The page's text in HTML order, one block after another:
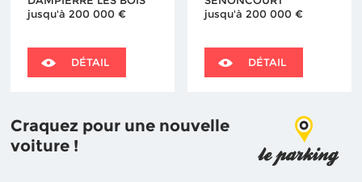
jusqu'à 200 000 €
DÉTAIL
jusqu'à 200 000 €
DÉTAIL
Craquez pour une nouvelle
voiture !